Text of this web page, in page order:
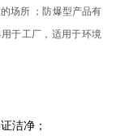
场所 ；防爆型产品有
于工厂，适用于环境
洁净；